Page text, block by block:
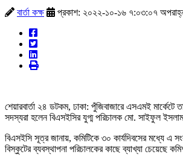
বার্তা কক্ষ প্রকাশ: ২০২২-১০-১৬ ৭:০৩:০৭
শেয়ারবার্তা ২৪ ডটকম, ঢাকা: পুঁজিবাজারে এসএমই
সদস্যরা হলেন বিএসইসির যুগ্ম পরিচালক মো. সাইফুল
বিএসইসি সূত্র জানায়, কমিটিকে ৩০ কার্যদিবসের মধ্যে
বিস্কুটের ব্যবস্থাপনা পরিচালকের কাছে ব্যাখ্যা চেয়েছে